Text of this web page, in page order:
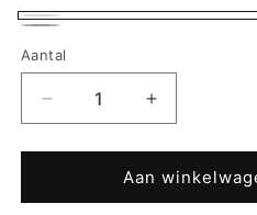
Champagne
uitverkocht
niet
Aantal
Aantal
verlagen
voor
shortama
Aantal
verhogen
voor
Triumph
shortama
Aan